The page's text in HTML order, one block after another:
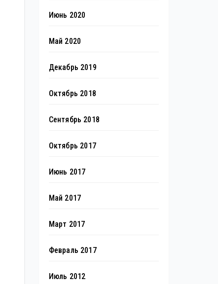
Июнь 2020
Май 2020
Декабрь 2019
Октябрь 2018
Сентябрь 2018
Октябрь 2017
Июнь 2017
Май 2017
Март 2017
Февраль 2017
Июль 2012